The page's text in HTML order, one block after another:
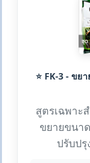
⭐ FK-3 - ขย
สูตรเฉพาะ
ขยายขนา
ปรับป